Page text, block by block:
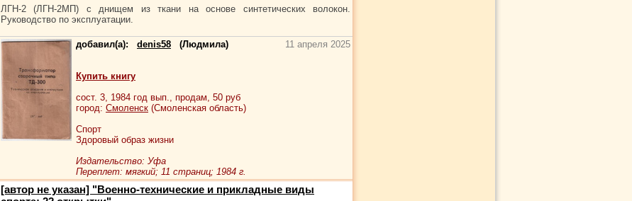
ЛГН-2 (ЛГН-2МП) с днищем из ткани на основе синтетических волокон.
Руководство по эксплуатации.
добавил(а): denis58 (Людмила) 11 апреля 2025
Купить книгу
сост. 3, 1984 год вып., продам, 50 руб
город: Смоленск (Смоленская область)
Спорт
Здоровый образ жизни
Издательство: Уфа
Переплет: мягкий; 11 страниц; 1984 г.
[автор не указан] "Военно-технические и прикладные виды